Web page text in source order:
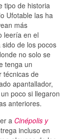
tipo de historia
Ufotable las ha
más
leería en el
de los pocos
no solo se
tenga un
técnicas de
apantallador,
poco si llegaron
anteriores.
a Cinépolis y
incluso en